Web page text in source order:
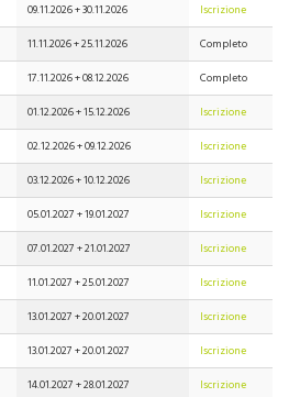
09.11.2026 +30.11.2026
Iscrizione
11.11.2026 +25.11.2026
Completo
17.11.2026 +08.12.2026
Completo
01.12.2026 +15.12.2026
Iscrizione
02.12.2026 +09.12.2026
Iscrizione
03.12.2026 +10.12.2026
Iscrizione
05.01.2027 +19.01.2027
Iscrizione
07.01.2027 +21.01.2027
Iscrizione
11.01.2027 +25.01.2027
Iscrizione
13.01.2027 +20.01.2027
Iscrizione
13.01.2027 +20.01.2027
Iscrizione
14.01.2027 +28.01.2027
Iscrizione